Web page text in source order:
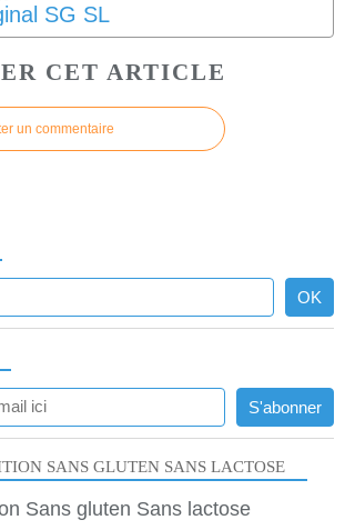
SG SL
CET ARTICLE
un commentaire
SANS GLUTEN SANS LACTOSE